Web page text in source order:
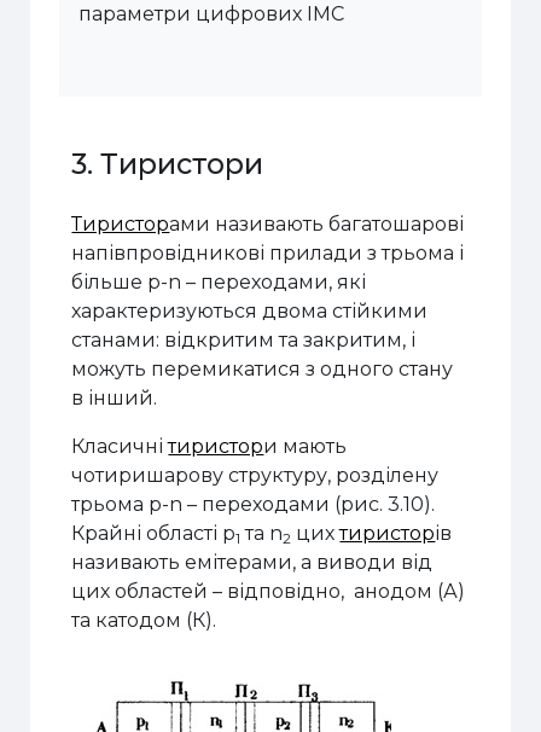
параметри цифрових ІМС
3. Тиристори
Тиристорами називають багатошарові
напівпровідникові прилади з трьома і
більше p-n – переходами, які
характеризуються двома стійкими
станами: відкритим та закритим, і
можуть перемикатися з одного стану
в інший.
Класичнітиристори мають
чотиришарову структуру, розділену
трьома p-n – переходами (рис. 3.10).
Крайні області p1 та n2 цихтиристорів
називають емітерами, а виводи від
цих областей – відповідно, анодом (А)
та катодом (К).